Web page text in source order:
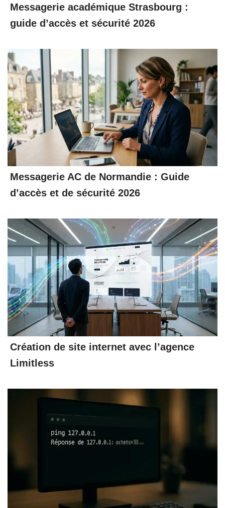
Messagerie académique Strasbourg :
guide d’accès et sécurité 2026
Messagerie AC de Normandie : Guide
d’accès et de sécurité 2026
Création de site internet avec l’agence
Limitless